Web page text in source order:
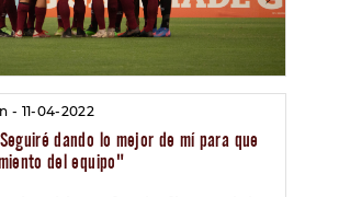
- 11-04-2022
dando lo mejor de mí para que
del equipo"